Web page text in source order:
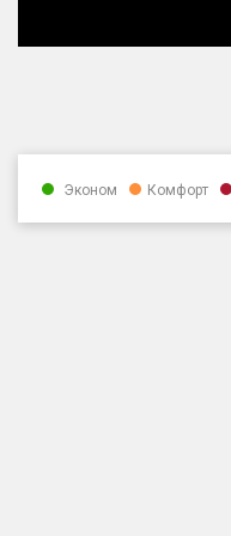
Эконом Комфорт